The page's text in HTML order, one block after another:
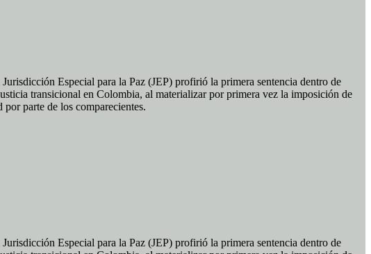
Especial para la Paz (JEP) profirió la primera sentencia dentro de
transicional en Colombia, al materializar por primera vez la imposición de
parte de los comparecientes.
Especial para la Paz (JEP) profirió la primera sentencia dentro de